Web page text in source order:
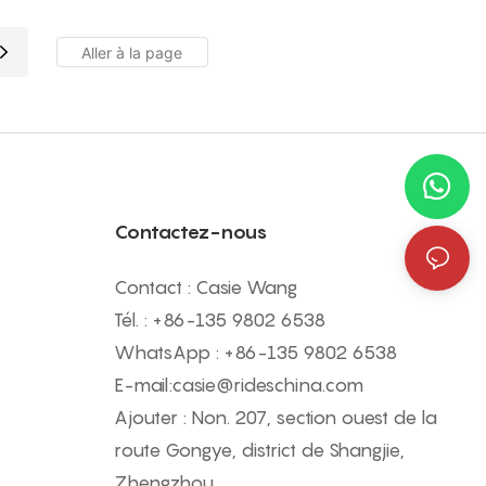
les
sécurité
les
taille,
trafic et
mouvements dynamiques de
Contactez-nous
Contact : Casie Wang
Tél. : +86-135 9802 6538
WhatsApp : +86-135 9802 6538
E-mail:casie@rideschina.com
Ajouter : Non. 207, section ouest de la
route Gongye, district de Shangjie,